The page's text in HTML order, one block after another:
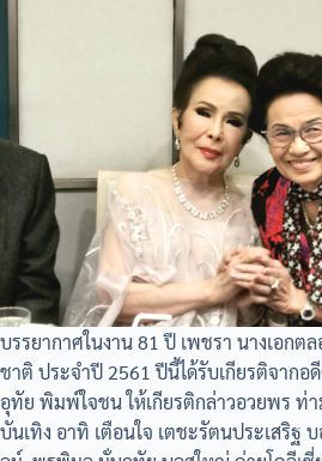
บรรยากาศในงาน 81 ปี เพชรา นางเอกต
ชาติ ประจำปี 2561 ปีนี้ได้รับเกียรติจากอ
อุทัย พิมพ์ใจชน ให้เกียรติกล่าวอวยพร ท่า
บันเทิง อาทิ เตือนใจ เตชะรัตนประเสริฐ